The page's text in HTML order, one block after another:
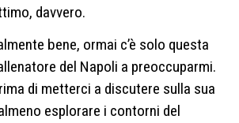
davvero.
bene, ormai c’è solo questa
del Napoli a preoccuparmi.
di metterci a discutere sulla sua
esplorare i contorni del